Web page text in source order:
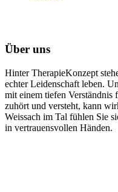
Über uns
Hinter TherapieKonzept
echter Leidenschaft leben.
mit einem tiefen Verständnis
zuhört und versteht, kann
Weissach im Tal fühlen Sie
in vertrauensvollen Händen.